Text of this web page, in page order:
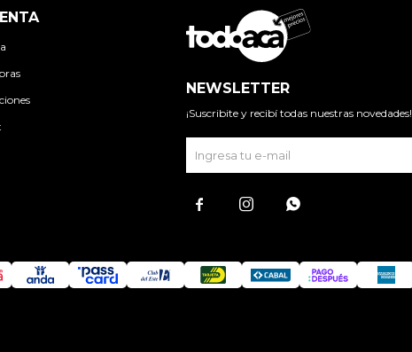
NEWSLETTER
¡Suscribite y recibí todas nuestras novedades!
  